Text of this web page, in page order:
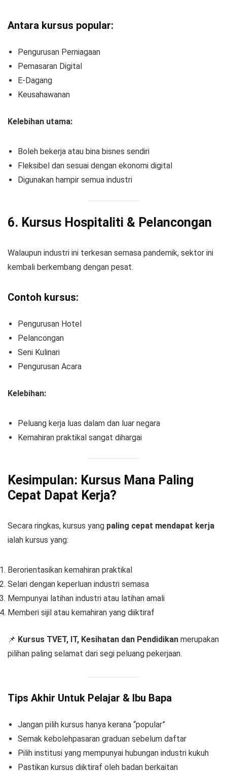
Antara kursus popular:
Pengurusan Perniagaan
Pemasaran Digital
E-Dagang
Keusahawanan
Kelebihan utama:
Boleh bekerja atau bina bisnes sendiri
Fleksibel dan sesuai dengan ekonomi digital
Digunakan hampir semua industri
6. Kursus Hospitaliti & Pelancongan
Walaupun industri ini terkesan semasa pandemik, sektor ini
kembali berkembang dengan pesat.
Contoh kursus:
Pengurusan Hotel
Pelancongan
Seni Kulinari
Pengurusan Acara
Kelebihan:
Peluang kerja luas dalam dan luar negara
Kemahiran praktikal sangat dihargai
Kesimpulan: Kursus Mana Paling
Cepat Dapat Kerja?
Secara ringkas, kursus yang paling cepat mendapat kerja
ialah kursus yang:
Berorientasikan kemahiran praktikal
Selari dengan keperluan industri semasa
Mempunyai latihan industri atau latihan amali
Memberi sijil atau kemahiran yang diiktiraf
📌 Kursus TVET, IT, Kesihatan dan Pendidikan merupakan
pilihan paling selamat dari segi peluang pekerjaan.
Tips Akhir Untuk Pelajar & Ibu Bapa
Jangan pilih kursus hanya kerana “popular”
Semak kebolehpasaran graduan sebelum daftar
Pilih institusi yang mempunyai hubungan industri kukuh
Pastikan kursus diiktiraf oleh badan berkaitan